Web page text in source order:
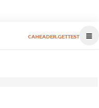
CAHEADER.GETTEST